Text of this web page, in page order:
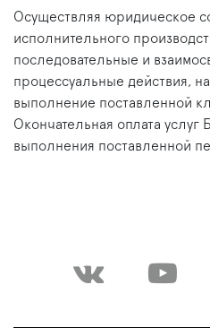
Осуществляя юридическое
исполнительного
последовательные и
процессуальные действия,
выполнение поставленной
Окончательная оплата услуг
выполнения поставленной